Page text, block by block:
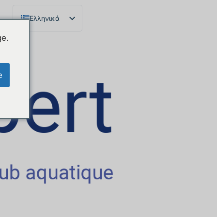
Ελληνικά
Português
Italiano
Deutsch